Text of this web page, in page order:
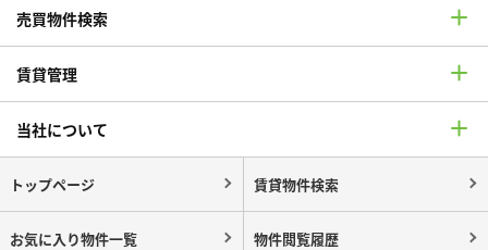
売買物件検索
賃貸管理
当社について
トップページ 賃貸物件検索
お気に入り物件一覧 物件閲覧履歴